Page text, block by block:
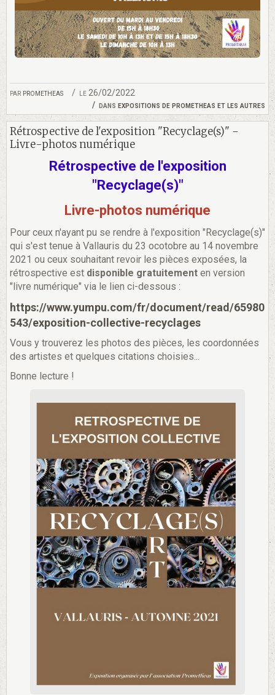
par prometheas
le 26/02/2022
dans expositions de prometheas et les autres
Rétrospective de l'exposition "Recyclage(s)" -
Livre-photos numérique
Rétrospective de l'exposition
"Recyclage(s)"
Livre-photos numérique
Pour ceux n'ayant pu se rendre à l'exposition "Recyclage(s)"
qui s'est tenue à Vallauris du 23 ocotobre au 14 novembre
2021 ou ceux souhaitant revoir les pièces exposées, la
rétrospective est disponible gratuitement en version
"livre numérique" via le lien ci-dessous :
https://www.yumpu.com/fr/document/read/65980
543/exposition-collective-recyclages
Vous y trouverez les photos des pièces, les coordonnées
des artistes et quelques citations choisies...
Bonne lecture !